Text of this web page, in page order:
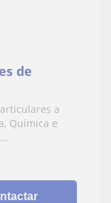
de
a
Química e